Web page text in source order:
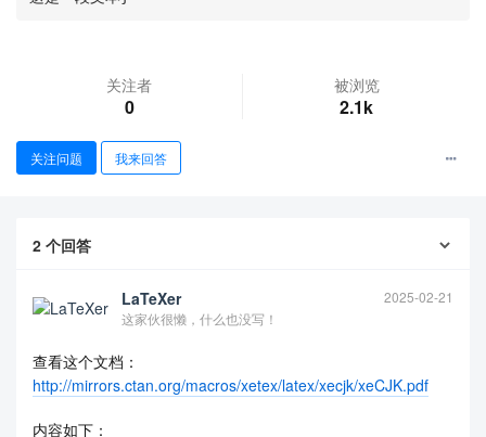
关注者
0
被浏览
2.1k
关注问题 我来回答
2 个回答
LaTeXer
2025-02-21
这家伙很懒，什么也没写！
查看这个文档：
http://mirrors.ctan.org/macros/xetex/latex/xecjk/xeCJK.pdf
内容如下：